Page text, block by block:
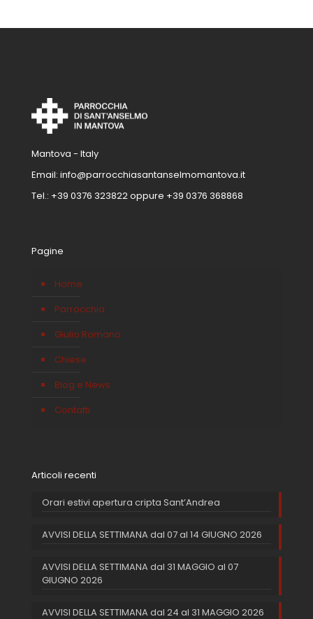
Mantova - Italy
Email: info@parrocchiasantanselmomantova.it
Tel.: +39 0376 323822oppure +39 0376 368868
Pagine
Home
Parrocchia
Giulio Romano
Chiese
Blog e News
Contatti
Articoli recenti
Orari estivi apertura cripta Sant’Andrea
AVVISI DELLA SETTIMANA dal 07 al 14 GIUGNO 2026
AVVISI DELLA SETTIMANA dal 31 MAGGIO al 07
GIUGNO 2026
AVVISI DELLA SETTIMANA dal 24 al 31 MAGGIO 2026